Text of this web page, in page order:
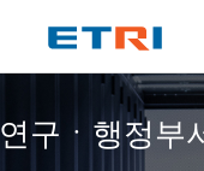
연구ㆍ행정부